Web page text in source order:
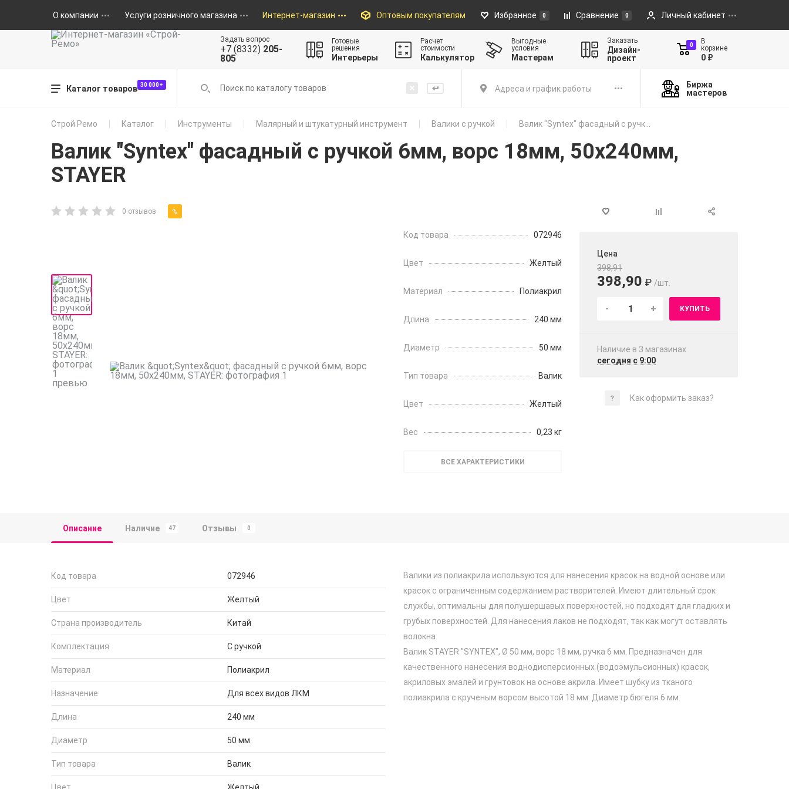
О компании Услуги розничного магазина Интернет-магазин Оптовым покупателям Избранное 0 Сравнение 0 Личный кабинет
Задать вопрос
+7 (8332) 205-
805
Готовые
решения
Интерьеры
Расчет
стоимости
Калькулятор
Выгодные
условия
Мастерам
Заказать
Дизайн-
проект
0
В
корзине
0 ₽
Каталог товаров 30 000+ Адреса и график работы
Биржа
мастеров
Строй Ремо Каталог Инструменты Малярный и штукатурный инструмент Валики с ручкой Валик "Syntex" фасадный с ручк...
Валик "Syntex" фасадный с ручкой 6мм, ворс 18мм, 50х240мм,
STAYER
0 отзывов %
Код товара 072946
Цвет Желтый
Материал Полиакрил
Длина 240 мм
Диаметр 50 мм
Тип товара Валик
Цвет Желтый
Вес 0,23 кг
ВСЕ ХАРАКТЕРИСТИКИ
Цена
398,91
398,90 ₽ /шт.
- + КУПИТЬ
Наличие в 3 магазинах
сегодня с 9:00
Как оформить заказ?
Описание Наличие 47 Отзывы 0
Код товара 072946
Цвет Желтый
Страна производитель Китай
Комплектация С ручкой
Материал Полиакрил
Назначение Для всех видов ЛКМ
Длина 240 мм
Диаметр 50 мм
Тип товара Валик
Валики из полиакрила используются для нанесения красок на водной основе или
красок с ограниченным содержанием растворителей. Имеют длительный срок
службы, оптимальны для полушершавых поверхностей, но подходят для гладких и
грубых поверхностей. Для нанесения лаков не подходят, так как могут оставлять
волокна.
Валик STAYER "SYNTEX", Ø 50 мм, ворс 18 мм, ручка 6 мм. Предназначен для
качественного нанесения воднодисперсионных (водоэмульсионных) красок,
акриловых эмалей и грунтовок на основе акрила. Имеет шубку из тканого
полиакрила с крученым ворсом высотой 18 мм. Диаметр бюгеля 6 мм.